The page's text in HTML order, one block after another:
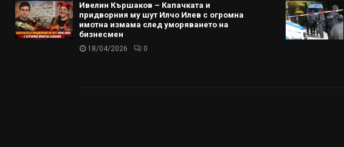
Ивелин Кършаков – Капачката и
придворния му шут Илчо Илев с огромна
имотна измама след уморяването на
бизнесмен
18/04/2026 0